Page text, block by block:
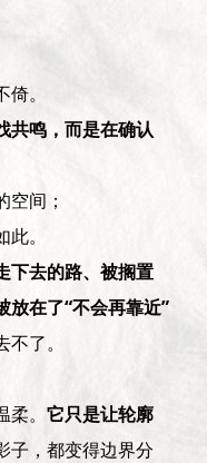
。
共鸣，而是在确认
间；
。
下去的路、被搁置
放在了“不会再靠近”
了。
柔。它只是让轮廓
，都变得边界分